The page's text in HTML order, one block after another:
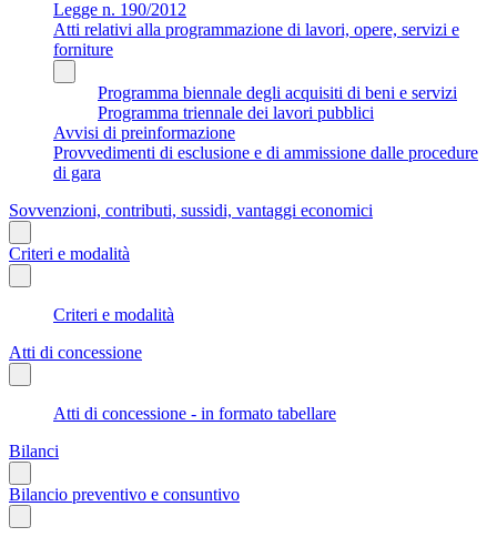
Legge n. 190/2012
Atti relativi alla programmazione di lavori, opere, servizi e
forniture
Programma biennale degli acquisiti di beni e servizi
Programma triennale dei lavori pubblici
Avvisi di preinformazione
Provvedimenti di esclusione e di ammissione dalle procedure
di gara
Sovvenzioni, contributi, sussidi, vantaggi economici
Criteri e modalità
Criteri e modalità
Atti di concessione
Atti di concessione - in formato tabellare
Bilanci
Bilancio preventivo e consuntivo